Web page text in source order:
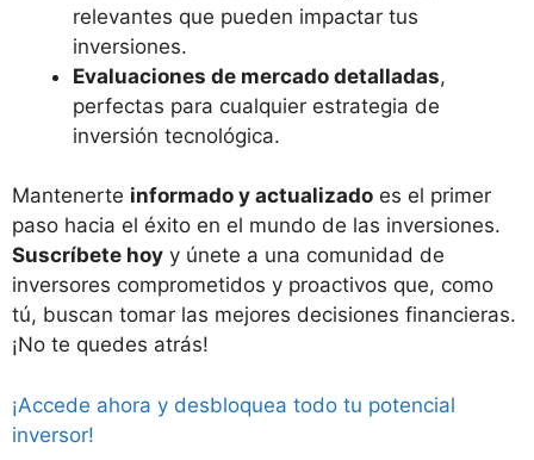
relevantes que pueden impactar tus
inversiones.
Evaluaciones de mercado detalladas,
perfectas para cualquier estrategia de
inversión tecnológica.
Mantenerte informado y actualizado es el primer
paso hacia el éxito en el mundo de las inversiones.
Suscríbete hoy y únete a una comunidad de
inversores comprometidos y proactivos que, como
tú, buscan tomar las mejores decisiones financieras.
¡No te quedes atrás!
¡Accede ahora y desbloquea todo tu potencial
inversor!